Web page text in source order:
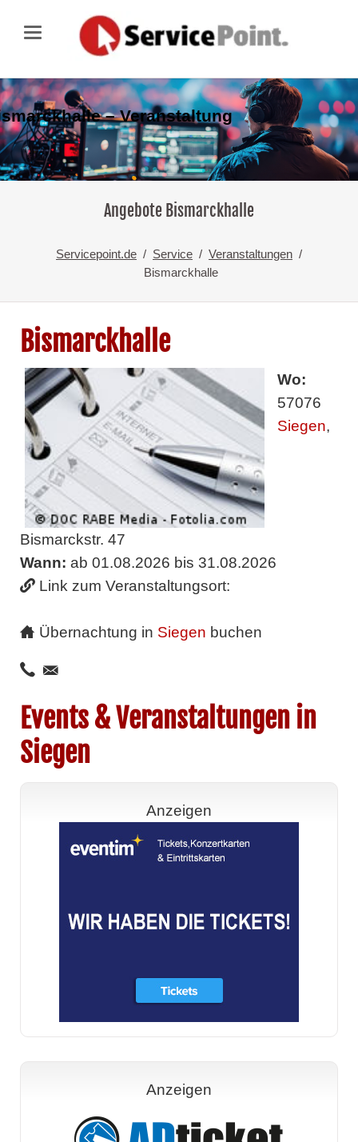
– Veranstaltung
Angebote Bismarckhalle
Servicepoint.de Service
Veranstaltungen
Bismarckhalle
Bismarckhalle
Wo:
57076
Siegen,
Bismarckstr. 47
Wann: ab 01.08.2026 bis 31.08.2026
Link zum Veranstaltungsort:
Übernachtung in Siegen buchen
Events & Veranstaltungen in
Siegen
Anzeigen
Anzeigen